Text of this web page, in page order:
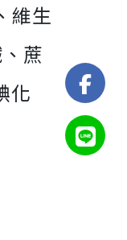
維生
蔗
化